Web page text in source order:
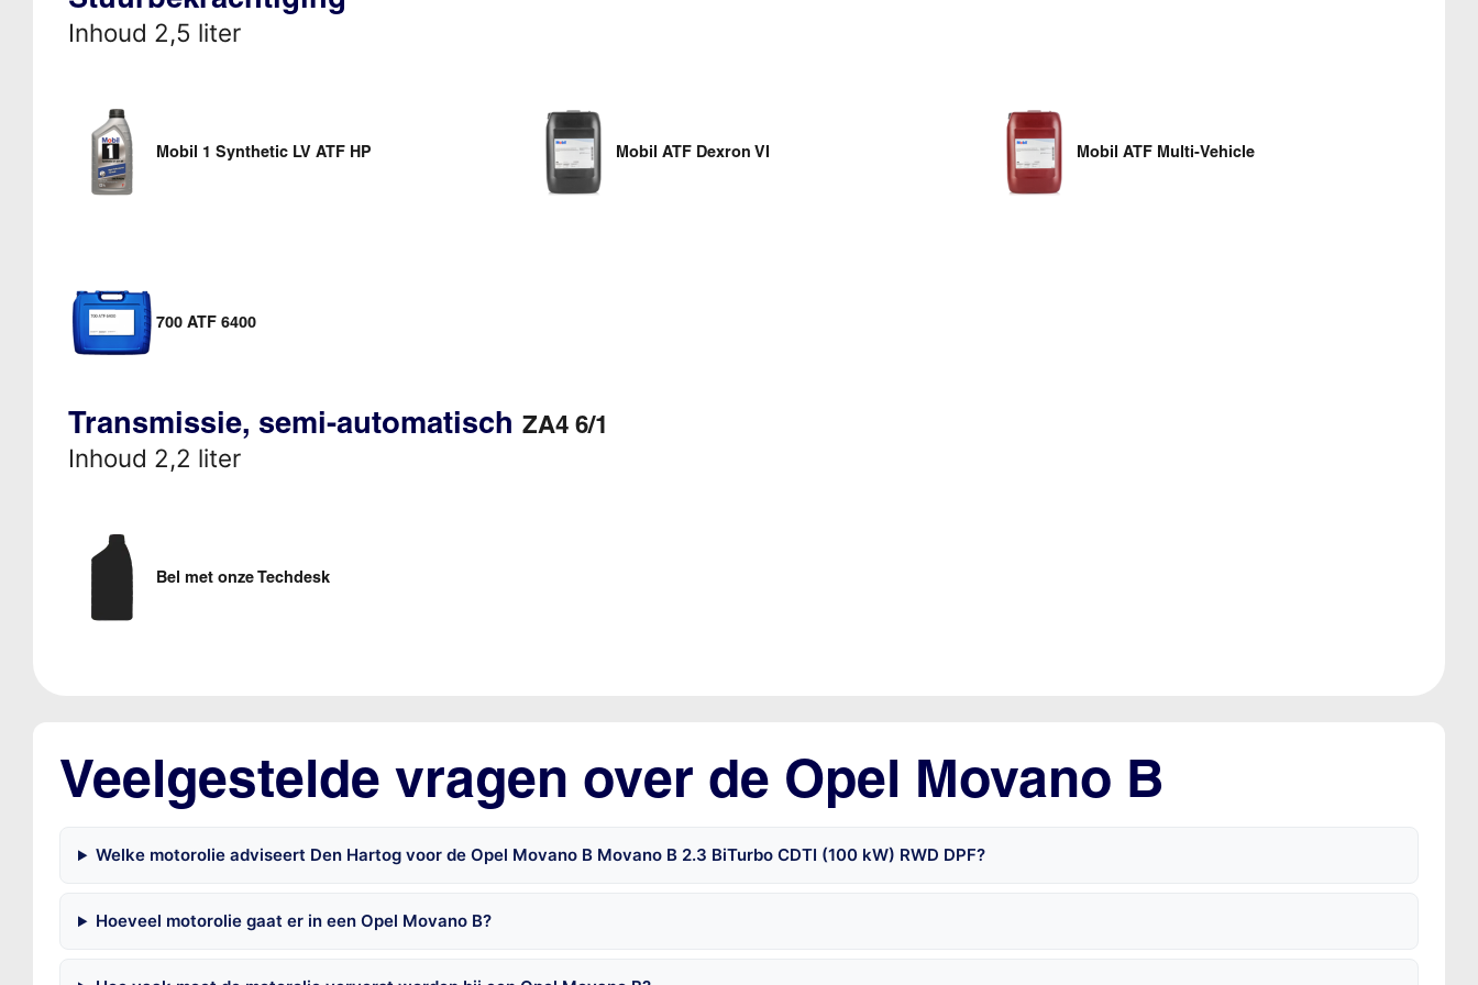
Inhoud 2,5 liter
Mobil 1 Synthetic LV ATF HP Mobil ATF Dexron VI Mobil ATF Multi-Vehicle
700 ATF 6400
Transmissie, semi-automatisch ZA4 6/1
Inhoud 2,2 liter
Bel met onze Techdesk
Veelgestelde vragen over de Opel Movano B
Welke motorolie adviseert Den Hartog voor de Opel Movano B Movano B 2.3 BiTurbo CDTI (100 kW) RWD DPF?
Hoeveel motorolie gaat er in een Opel Movano B?